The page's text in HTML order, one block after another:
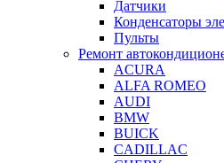
Датчики
Конденсаторы
Пульты
Ремонт
ACURA
ALFA ROMEO
AUDI
BMW
BUICK
CADILLAC